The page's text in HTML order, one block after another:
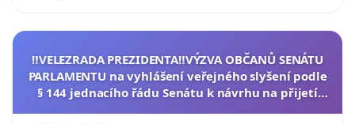
‼️VELEZRADA PREZIDENTA‼️VÝZVA OBČANŮ SENÁTU
PARLAMENTU na vyhlášení veřejného slyšení podle
§ 144 jednacího řádu Senátu k návrhu na přijetí